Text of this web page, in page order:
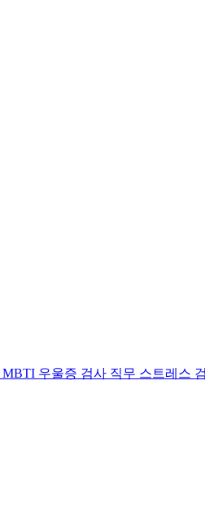
MBTI 우울증 검사 직무 스트레스